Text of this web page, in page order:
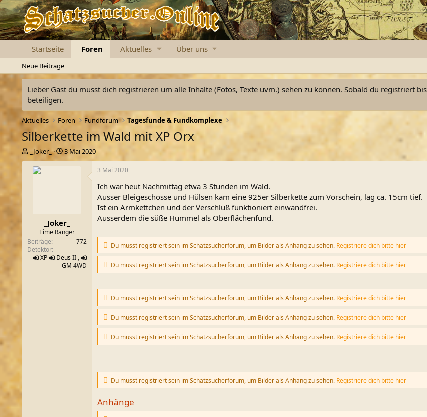
Startseite Foren Aktuelles Über uns
Neue Beiträge
Lieber Gast du musst dich registrieren um alle Inhalte (Fotos, Texte uvm.) sehen zu können. Sobald du registriert
beteiligen.
Aktuelles Foren Fundforum Tagesfunde & Fundkomplexe
Silberkette im Wald mit XP Orx
r
_Joker_
E
r
a
m
3 Mai 2020
_Joker_
Time Ranger
Beiträge
772
Detektor
XP
DeusII ,
GM 4WD
3 Mai 2020
Ich war heut Nachmittag etwa 3 Stunden im Wald.
Ausser Bleigeschosse und Hülsen kam eine 925er Silberkette zum Vorschein, lag ca. 15cm tief.
Ist ein Armkettchen und der Verschluß funktioniert einwandfrei.
Ausserdem die süße Hummel als Oberflächenfund.
Du musst registriert sein im Schatzsucherforum, um Bilder als Anhang zu sehen. Registriere dich bitte hier
Du musst registriert sein im Schatzsucherforum, um Bilder als Anhang zu sehen. Registriere dich bitte hier
Du musst registriert sein im Schatzsucherforum, um Bilder als Anhang zu sehen. Registriere dich bitte hier
Du musst registriert sein im Schatzsucherforum, um Bilder als Anhang zu sehen. Registriere dich bitte hier
Du musst registriert sein im Schatzsucherforum, um Bilder als Anhang zu sehen. Registriere dich bitte hier
Du musst registriert sein im Schatzsucherforum, um Bilder als Anhang zu sehen. Registriere dich bitte hier
Anhänge